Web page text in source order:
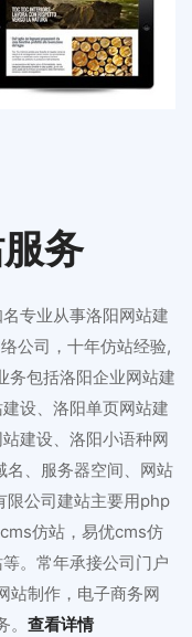
务
专业从事洛阳网站建
公司，十年仿站经验,
务包括洛阳企业网站建
设、洛阳单页网站建
建设、洛阳小语种网
名、服务器空间、网站
限公司建站主要用php
仿站，易优cms仿
。常年承接公司门户
站制作，电子商务网
查看详情